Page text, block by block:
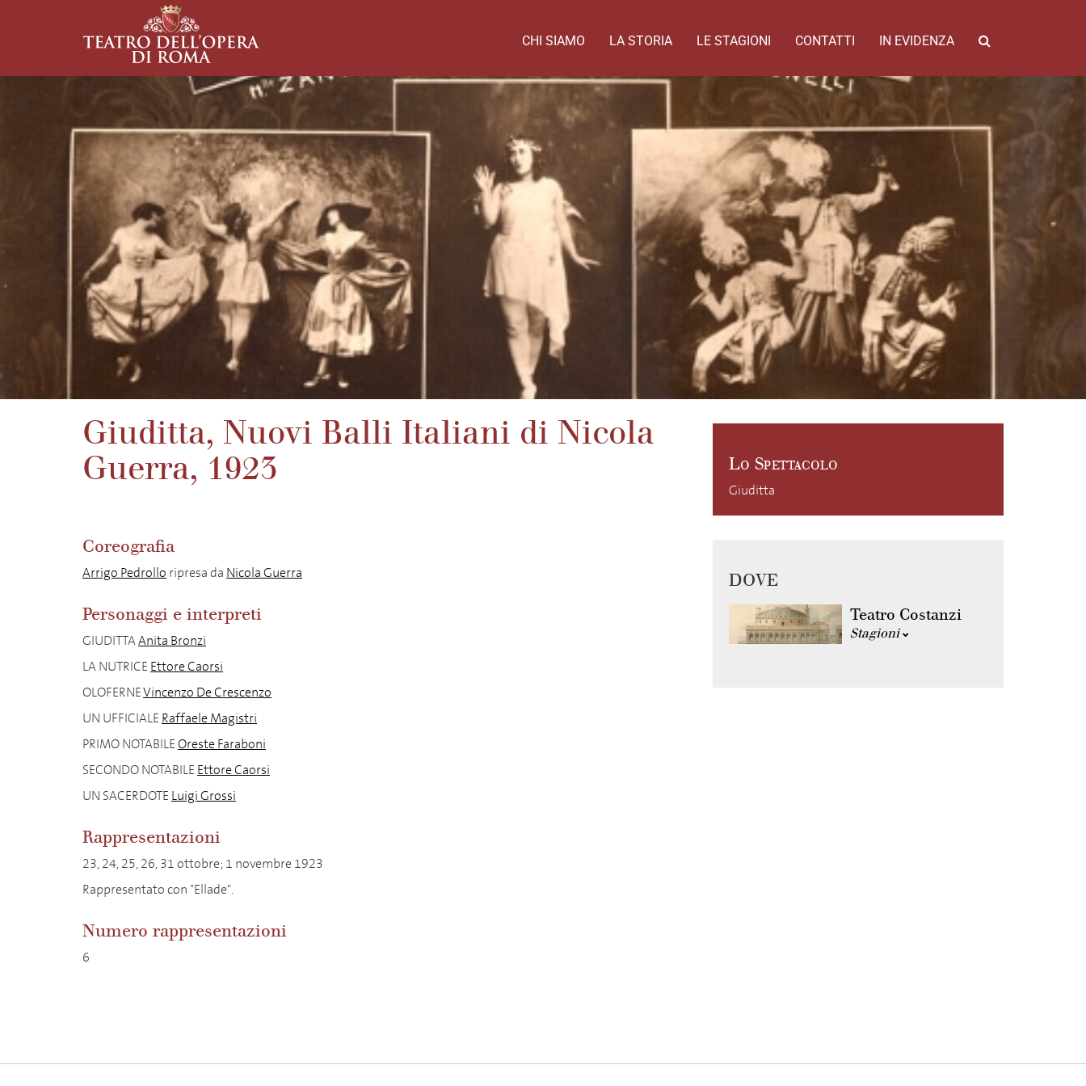
CHI SIAMO LA STORIA LE STAGIONI CONTATTI IN EVIDENZA
Giuditta, Nuovi Balli Italiani di Nicola
Guerra, 1923
Coreografia
Arrigo Pedrollo ripresa da Nicola Guerra
Personaggi e interpreti
GIUDITTAAnita Bronzi
LA NUTRICE Ettore Caorsi
OLOFERNEVincenzo De Crescenzo
UN UFFICIALE Raffaele Magistri
PRIMO NOTABILEOreste Faraboni
SECONDO NOTABILE Ettore Caorsi
UN SACERDOTE Luigi Grossi
Rappresentazioni
23, 24, 25, 26, 31 ottobre; 1 novembre 1923
Rappresentato con "Ellade".
Numero rappresentazioni
6
Lo Spettacolo
Giuditta
DOVE
Teatro Costanzi
Stagioni